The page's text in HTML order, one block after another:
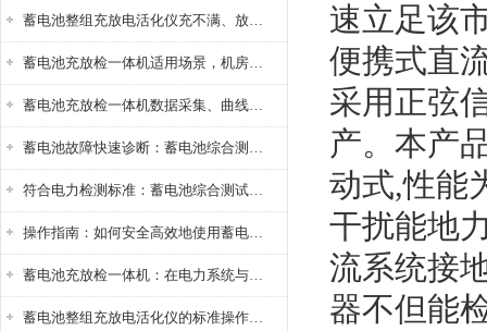
蓄电池整组充放电活化仪充不满、放不完怎么办？
蓄电池充放检一体机适用场景，机房基站变电站铅酸蓄电池维护检测应用
蓄电池充放检一体机数据采集、曲线分析与电池健康状态智能评估功能详解
蓄电池故障快速诊断：蓄电池综合测试仪判断落后电池的方法与标准
符合电力检测标准：蓄电池综合测试仪测试规范与精度校准方法详解
操作指南：如何安全高效地使用蓄电池智能活化仪？
蓄电池充放检一体机：在电力系统与储能设备中的创新应用，确保蓄电池性能与可靠性
蓄电池整组充放电活化仪的标准操作流程：从接线设置到充放电参数设定的安全规范
速立足该
便携式直
采用正弦
产。本产
动式,性能
干扰能地
流系统接
器不但能